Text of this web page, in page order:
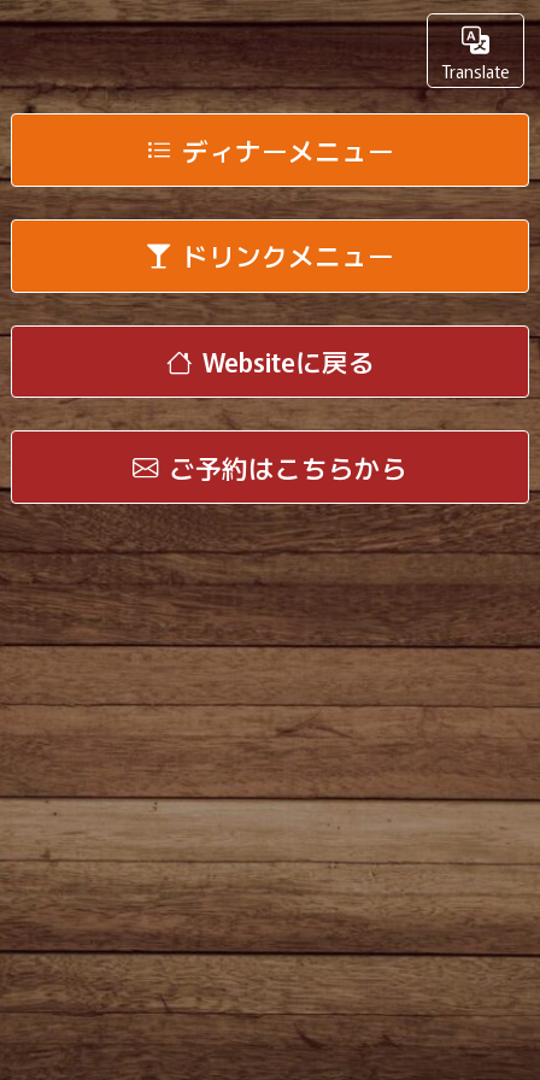
Translate
ディナーメニュー
ドリンクメニュー
Websiteに戻る
ご予約はこちらから